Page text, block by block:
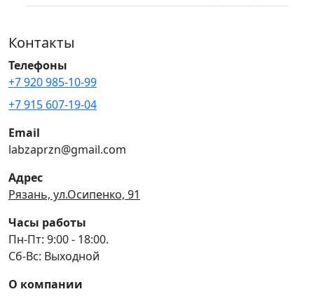
Контакты
Телефоны
+7 920 985-10-99
+7 915 607-19-04
Email
labzaprzn@gmail.com
Адрес
Рязань, ул.Осипенко, 91
Часы работы
Пн-Пт: 9:00 - 18:00.
Сб-Вс: Выходной
О компании